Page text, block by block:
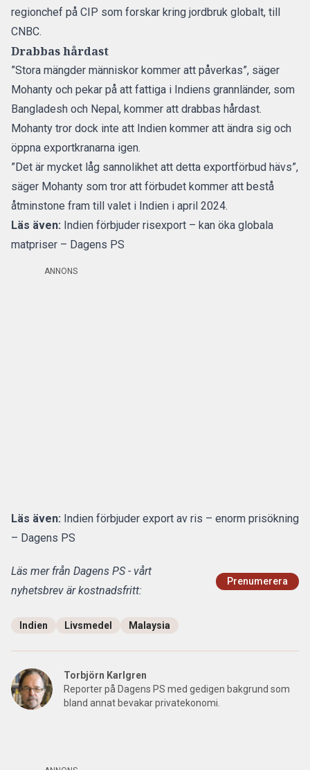
regionchef på CIP som forskar kring jordbruk globalt, till
CNBC.
Drabbas hårdast
”Stora mängder människor kommer att påverkas”, säger
Mohanty och pekar på att fattiga i Indiens grannländer, som
Bangladesh och Nepal, kommer att drabbas hårdast.
Mohanty tror dock inte att Indien kommer att ändra sig och
öppna exportkranarna igen.
”Det är mycket låg sannolikhet att detta exportförbud hävs”,
säger Mohanty som tror att förbudet kommer att bestå
åtminstone fram till valet i Indien i april 2024.
Läs även: Indien förbjuder risexport – kan öka globala
matpriser – Dagens PS
ANNONS
Läs även: Indien förbjuder export av ris – enorm prisökning
– Dagens PS
Läs mer från Dagens PS - vårt
nyhetsbrev är kostnadsfritt:
Prenumerera
Indien Livsmedel Malaysia
Torbjörn Karlgren
Reporter på Dagens PS med gedigen bakgrund som
bland annat bevakar privatekonomi.